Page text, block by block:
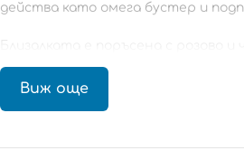
действа като омега бустер и
30–50 г. Поради естествения
Основни предимства:
100% human-grade съставки
Виж още